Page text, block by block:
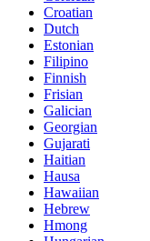
Croatian
Dutch
Estonian
Filipino
Finnish
Frisian
Galician
Georgian
Gujarati
Haitian
Hausa
Hawaiian
Hebrew
Hmong